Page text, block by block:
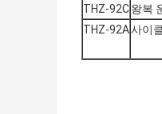
THZ-92C왕복
THZ-92A사이